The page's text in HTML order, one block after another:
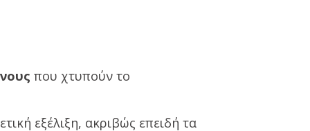
που χτυπούν το
εξέλιξη, ακριβώς επειδή τα